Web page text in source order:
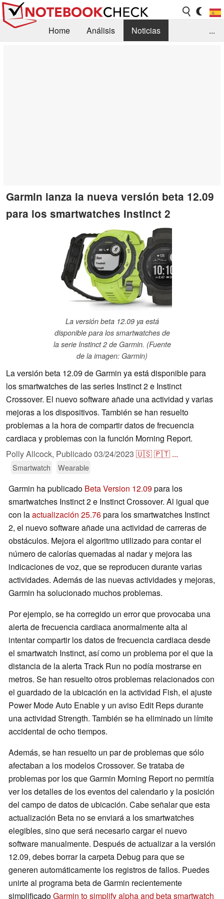
Home Análisis
Noticias
...
Garmin lanza la nueva versión beta 12.09
para los smartwatches Instinct 2
La versión beta 12.09 ya está
disponible para los smartwatches de
la serie Instinct 2 de Garmin. (Fuente
de la imagen: Garmin)
La versión beta 12.09 de Garmin ya está disponible para
los smartwatches de las series Instinct 2 e Instinct
Crossover. El nuevo software añade una actividad y varias
mejoras a los dispositivos. También se han resuelto
problemas a la hora de compartir datos de frecuencia
cardiaca y problemas con la función Morning Report.
Polly Allcock, Publicado 03/24/2023 🇺🇸🇵🇹 ...
Smartwatch Wearable
Garmin ha publicado Beta Version 12.09para los
smartwatches Instinct 2 e Instinct Crossover. Al igual que
con laactualización 25.76para los smartwatches Instinct
2, el nuevo software añade una actividad de carreras de
obstáculos. Mejora el algoritmo utilizado para contar el
número de calorías quemadas al nadar y mejora las
indicaciones de voz, que se reproducen durante varias
actividades. Además de las nuevas actividades y mejoras,
Garmin ha solucionado muchos problemas.
Por ejemplo, se ha corregido un error que provocaba una
alerta de frecuencia cardiaca anormalmente alta al
intentar compartir los datos de frecuencia cardiaca desde
el smartwatch Instinct, así como un problema por el que la
distancia de la alerta Track Run no podía mostrarse en
metros. Se han resuelto otros problemas relacionados con
el guardado de la ubicación en la actividad Fish, el ajuste
Power Mode Auto Enable y un aviso Edit Reps durante
una actividad Strength. También se ha eliminado un límite
accidental de ocho tiempos.
Además, se han resuelto un par de problemas que sólo
afectaban a los modelos Crossover. Se trataba de
problemas por los que Garmin Morning Report no permitía
ver los detalles de los eventos del calendario y la posición
del campo de datos de ubicación. Cabe señalar que esta
actualización Beta no se enviará a los smartwatches
elegibles, sino que será necesario cargar el nuevo
software manualmente. Después de actualizar a la versión
12.09, debes borrar la carpeta Debug para que se
generen automáticamente los registros de fallos. Puedes
unirte al programa beta de Garmin recientemente
simplificadoGarmin to simplify alpha and beta smartwatch